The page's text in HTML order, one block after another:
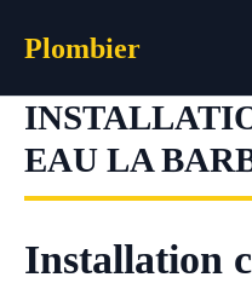
Plombier
EAU LA
Installation